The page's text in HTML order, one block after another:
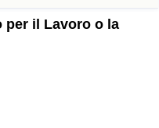
per il Lavoro o la